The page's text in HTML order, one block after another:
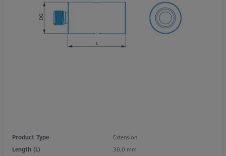
Product Type
Extension
Length (L)
30,0 mm